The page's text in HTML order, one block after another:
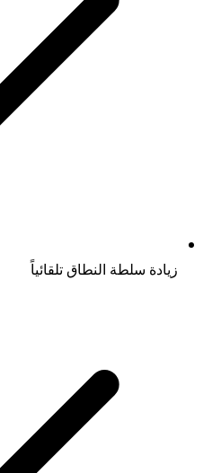
زيادة سلطة النطاق تلقائياً